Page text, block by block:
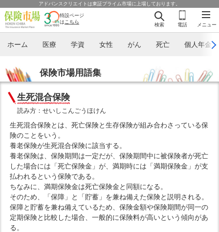
アドバンスクリエイトは東証プライム市場に上場しております。
メニュー
検索 電話
特設ページ
は こちら
ホーム 医療 学資 女性 がん 死亡 個人年金
保険市場用語集
生死混合保険
読み方：せいしこんごうほけん
生死混合保険とは、死亡保険と生存保険が組み合わさっている保
険のことをいう。
養老保険が生死混合保険に該当する。
養老保険は、保険期間は一定だが、保険期間中に被保険者が死亡
した場合には「死亡保険金」が、満期時には「満期保険金」が支
払われるという保険である。
ちなみに、満期保険金は死亡保険金と同額になる。
そのため、「保障」と「貯蓄」を兼ね備えた保険と説明される。
保障と貯蓄を兼ね備えているため、保険金額や保険期間が同一の
定期保険と比較した場合、一般的に保険料が高いという傾向があ
る。